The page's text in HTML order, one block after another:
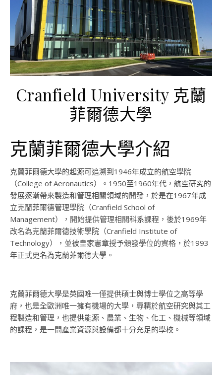
Cranfield University 克蘭
菲爾德大學
克蘭菲爾德大學介紹
克蘭菲爾德大學的起源可追溯到1946年成立的航空學院
（College of Aeronautics）。1950至1960年代，航空研究的
發展逐漸帶來製造和管理相關領域的開發，於是在1967年成
立克蘭菲爾德管理學院（Cranfield School of
Management），開始提供管理相關科系課程，後於1969年
改名為克蘭菲爾德技術學院（Cranfield Institute of
Technology），並被皇家憲章授予頒發學位的資格，於1993
年正式更名為克蘭菲爾德大學。
克蘭菲爾德大學是英國唯一僅提供碩士與博士學位之高等學
府，也是全歐洲唯一擁有機場的大學，專精於航空研究與其工
程製造和管理，也提供能源、農業、生物、化工、機械等領域
的課程，是一間產業資源與設備都十分充足的學校。